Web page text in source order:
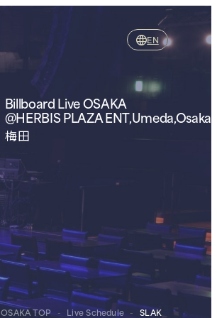
EN
Billboard Live OSAKA
@HERBIS PLAZA ENT,Umeda,Osaka
梅田
OSAKA TOP - Live Schedule - SLAK